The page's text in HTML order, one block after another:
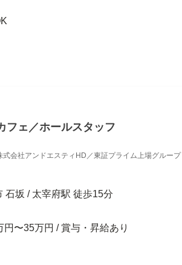
フェ／ホールスタッフ
式会社アンドエスティHD／東証プライム上場グルー
石坂 / 太宰府駅 徒歩15分
円〜35万円 / 賞与・昇給あり